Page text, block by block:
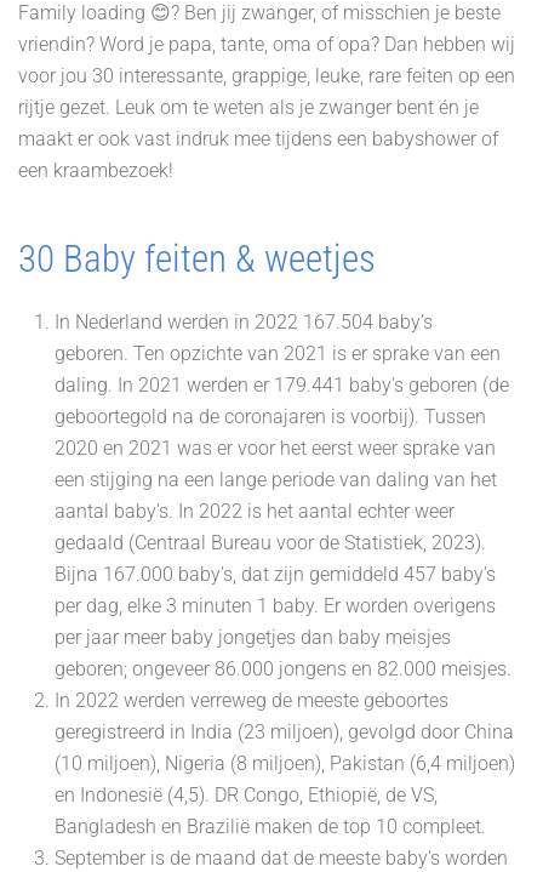
Family loading 😊? Ben jij zwanger, of misschien je beste
vriendin? Word je papa, tante, oma of opa? Dan hebben wij
voor jou 30 interessante, grappige, leuke, rare feiten op een
rijtje gezet. Leuk om te weten als je zwanger bent én je
maakt er ook vast indruk mee tijdens een babyshower of
een kraambezoek!
30 Baby feiten & weetjes
In Nederland werden in 2022 167.504 baby’s
geboren. Ten opzichte van 2021 is er sprake van een
daling. In 2021 werden er 179.441 baby's geboren (de
geboortegold na de coronajaren is voorbij). Tussen
2020 en 2021 was er voor het eerst weer sprake van
een stijging na een lange periode van daling van het
aantal baby's. In 2022 is het aantal echter weer
gedaald (Centraal Bureau voor de Statistiek, 2023).
Bijna 167.000 baby's, dat zijn gemiddeld 457 baby’s
per dag, elke 3 minuten 1 baby. Er worden overigens
per jaar meer baby jongetjes dan baby meisjes
geboren; ongeveer 86.000 jongens en 82.000 meisjes.
In 2022 werden verreweg de meeste geboortes
geregistreerd in India (23 miljoen), gevolgd door China
(10 miljoen), Nigeria (8 miljoen), Pakistan (6,4 miljoen)
en Indonesië (4,5). DR Congo, Ethiopië, de VS,
Bangladesh en Brazilië maken de top 10 compleet.
September is de maand dat de meeste baby's worden